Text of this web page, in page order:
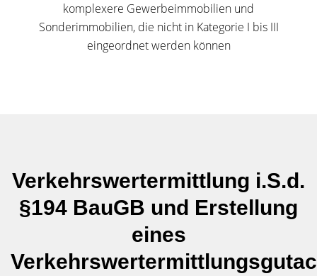
komplexere Gewerbeimmobilien und
Sonderimmobilien, die nicht in Kategorie I bis III
eingeordnet werden können
Verkehrswertermittlung i.S.d.
§194 BauGB und Erstellung
eines